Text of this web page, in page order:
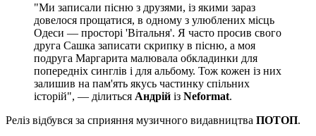
"Ми записали пісню з друзями, із якими зараз
довелося прощатися, в одному з улюблених місць
Одеси — просторі 'Вітальня'. Я часто просив свого
друга Сашка записати скрипку в пісню, а моя
подруга Маргарита малювала обкладинки для
попередніх синглів і для альбому. Тож кожен із них
залишив на пам'ять якусь частинку спільних
історій", — ділиться Андрій із Neformat.
Реліз відбувся за сприяння музичного видавництва ПОТОП.